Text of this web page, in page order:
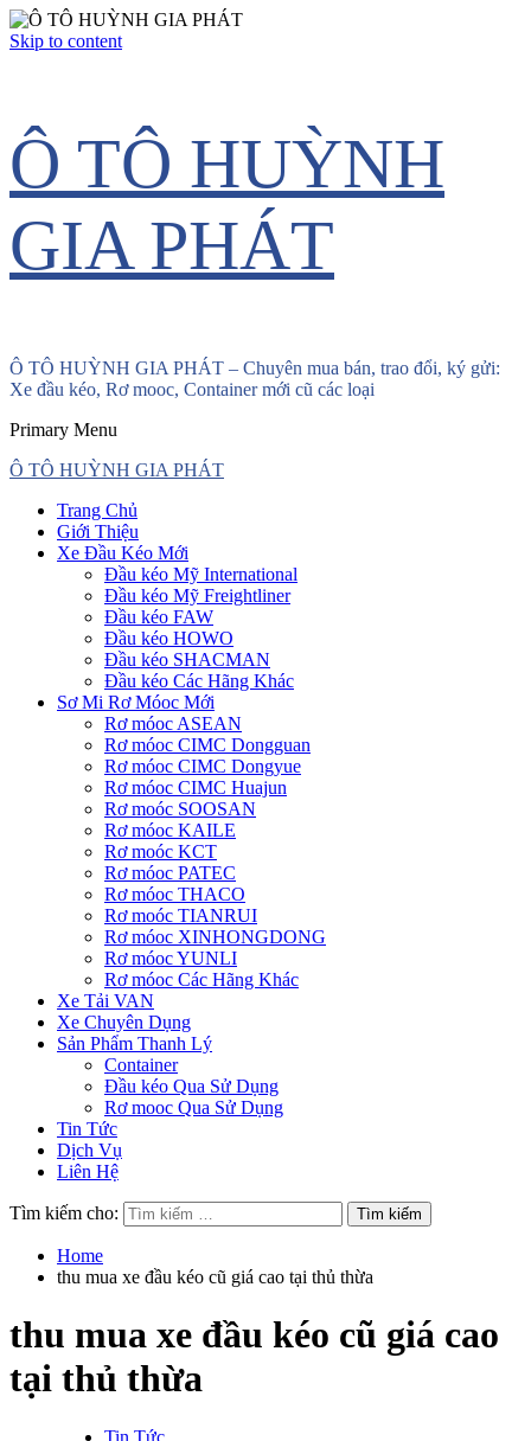
Skip to content
Ô TÔ HUỲNH
GIA PHÁT
Ô TÔ HUỲNH GIA PHÁT – Chuyên mua bán, trao đổi, ký gửi:
Xe đầu kéo, Rơ mooc, Container mới cũ các loại
Primary Menu
Ô TÔ HUỲNH GIA PHÁT
Trang Chủ
Giới Thiệu
Xe Đầu Kéo Mới
Đầu kéo Mỹ International
Đầu kéo Mỹ Freightliner
Đầu kéo FAW
Đầu kéo HOWO
Đầu kéo SHACMAN
Đầu kéo Các Hãng Khác
Sơ Mi Rơ Móoc Mới
Rơ móoc ASEAN
Rơ móoc CIMC Dongguan
Rơ móoc CIMC Dongyue
Rơ móoc CIMC Huajun
Rơ moóc SOOSAN
Rơ móoc KAILE
Rơ moóc KCT
Rơ móoc PATEC
Rơ móoc THACO
Rơ moóc TIANRUI
Rơ móoc XINHONGDONG
Rơ móoc YUNLI
Rơ móoc Các Hãng Khác
Xe Tải VAN
Xe Chuyên Dụng
Sản Phẩm Thanh Lý
Container
Đầu kéo Qua Sử Dụng
Rơ mooc Qua Sử Dụng
Tin Tức
Dịch Vụ
Liên Hệ
Tìm kiếm cho:
Home
thu mua xe đầu kéo cũ giá cao tại thủ thừa
thu mua xe đầu kéo cũ giá cao
tại thủ thừa
Tin Tức